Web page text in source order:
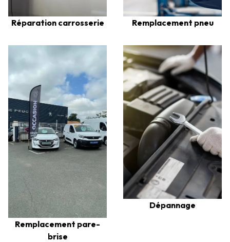
Réparation carrosserie Remplacement pneu
Remplacement pare-
brise
Dépannage